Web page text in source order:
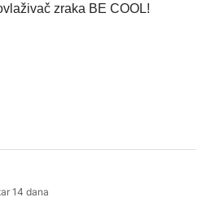
zraka BE COOL!
14 dana